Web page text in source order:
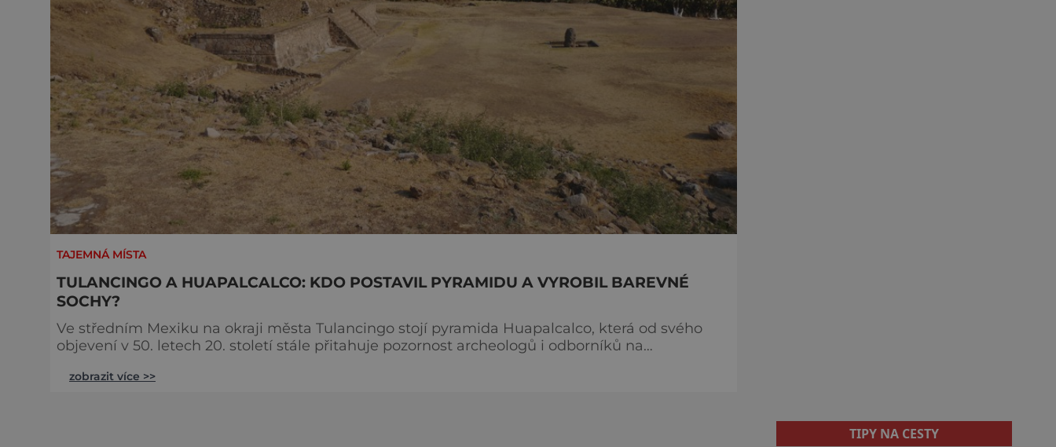
TAJEMNÁ MÍSTA
TULANCINGO A HUAPALCALCO: KDO POSTAVIL PYRAMIDU A VYROBIL BAREVNÉ
SOCHY?
Ve středním Mexiku na okraji města Tulancingo stojí pyramida Huapalcalco, která od svého
objevení v 50. letech 20. století stále přitahuje pozornost archeologů i odborníků na
mexickou pyramidou, ale zároveň se stále neví, kdo a proč ji vlastně postavil. Podle odborné
zobrazit více >>
TIPY NA CESTY